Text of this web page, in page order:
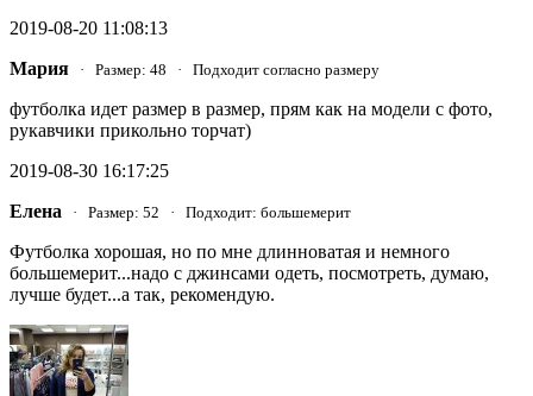
2019-08-20 11:08:13
Мария · Размер: 48 · Подходит согласно размеру
футболка идет размер в размер, прям как на модели с фото,
рукавчики прикольно торчат)
2019-08-30 16:17:25
Елена · Размер: 52 · Подходит: большемерит
Футболка хорошая, но по мне длинноватая и немного
большемерит...надо с джинсами одеть, посмотреть, думаю,
лучше будет...а так, рекомендую.